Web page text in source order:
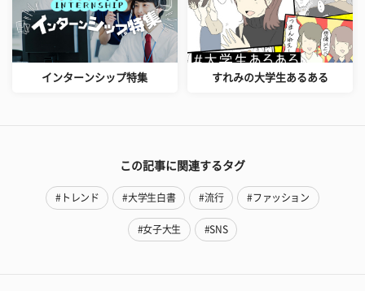
インターンシップ特集 すれみの大学生あるある
この記事に関連するタグ
#トレンド #大学生白書 #流行 #ファッション
#女子大生 #SNS